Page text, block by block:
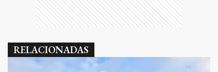
RELACIONADAS